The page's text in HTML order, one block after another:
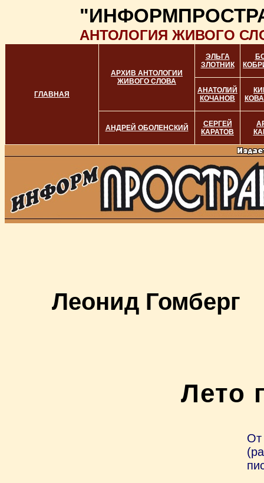
АНТОЛОГИЯ ЖИВОГО
ГЛАВНАЯ
АРХИВ АНТОЛОГИИ
ЖИВОГО СЛОВА
ЭЛЬГА
ЗЛОТНИК
АНАТОЛИЙ
КОЧАНОВ
АНДРЕЙ ОБОЛЕНСКИЙ
СЕРГЕЙ
КАРАТОВ
Леонид Гомберг
Лето